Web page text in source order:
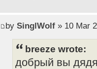
by SinglWolf» 10 Mar
breeze wrote:
добрый вы